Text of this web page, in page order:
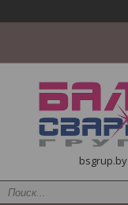
bsgrup.by